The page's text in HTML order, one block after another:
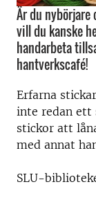
Är du nybörjare
vill du kanske
handarbeta
hantverkscafé!
Erfarna
inte redan ett
stickor att
med annat
SLU-